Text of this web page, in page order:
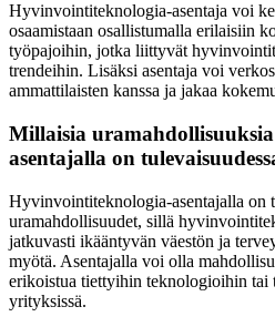
Hyvinvointiteknologia-asentaja voi
osaamistaan osallistumalla erilaisiin
työpajoihin, jotka liittyvät
trendeihin. Lisäksi asentaja voi
ammattilaisten kanssa ja jakaa
Millaisia
asentajalla on
Hyvinvointiteknologia-asentajalla on
uramahdollisuudet, sillä
jatkuvasti ikääntyvän väestön ja
myötä. Asentajalla voi olla
erikoistua tiettyihin teknologioihin tai
yrityksissä.